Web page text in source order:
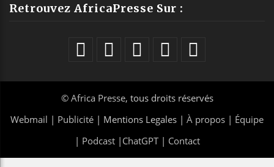
Retrouvez AfricaPresse Sur :
© Africa Presse, tous droits réservés
Webmail | Publicité | Mentions Legales | À propos | Équipe
| Podcast| ChatGPT| Contact